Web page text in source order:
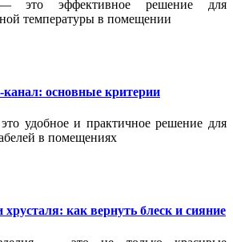
это эффективное решение для
температуры в помещении
основные критерии
удобное и практичное решение для
в помещениях
как вернуть блеск и сияние